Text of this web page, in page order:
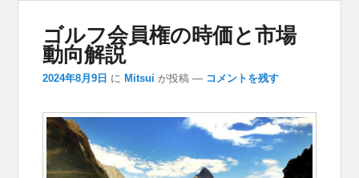
ゴルフ会員権の時価と市場
動向解説
2024年8月9日 に Mitsui が投稿 — コメントを残す